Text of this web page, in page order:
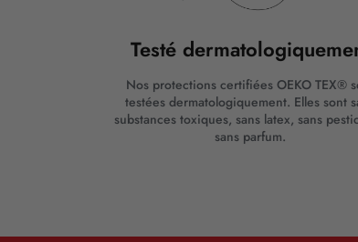
Testé
Nos protections certifiées OEKO TEX®
testées dermatologiquement. Elles sont
substances toxiques, sans latex, sans
sans parfum.